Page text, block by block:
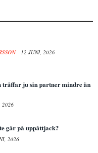
12 JUNI, 2026
träffar ju sin partner mindre än
2026
går på uppåttjack?
2026